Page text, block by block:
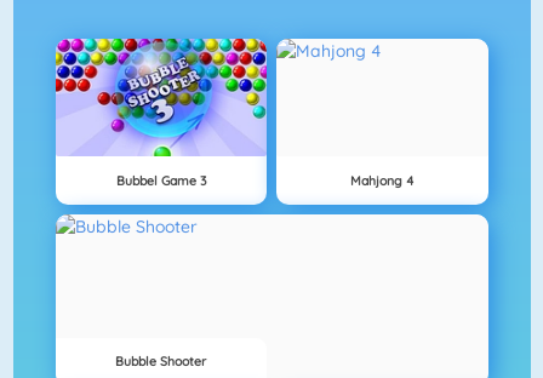
Bubbel Game 3 Mahjong 4
Bubble Shooter